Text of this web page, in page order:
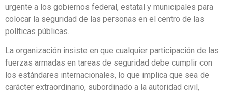
urgente a los gobiernos federal, estatal y municipales para
colocar la seguridad de las personas en el centro de las
políticas públicas.
La organización insiste en que cualquier participación de las
fuerzas armadas en tareas de seguridad debe cumplir con
los estándares internacionales, lo que implica que sea de
carácter extraordinario, subordinado a la autoridad civil,